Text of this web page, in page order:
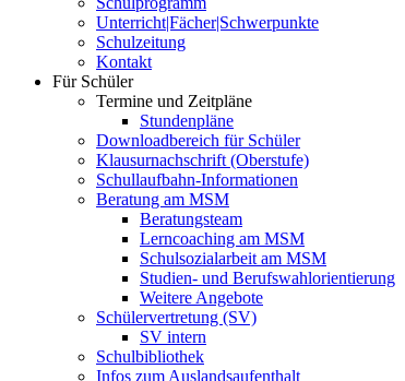
Unterricht|Fächer|Schwerpunkte
Schulzeitung
Kontakt
Für Schüler
Termine und Zeitpläne
Stundenpläne
Downloadbereich für Schüler
Klausurnachschrift (Oberstufe)
Schullaufbahn-Informationen
Beratung am MSM
Beratungsteam
Lerncoaching am MSM
Schulsozialarbeit am MSM
Studien- und Berufswahlorientierung
Weitere Angebote
Schülervertretung (SV)
SV intern
Schulbibliothek
Infos zum Auslandsaufenthalt